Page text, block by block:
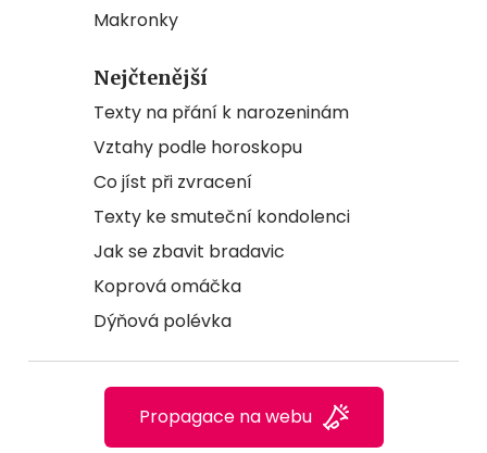
Makronky
Nejčtenější
Texty na přání k narozeninám
Vztahy podle horoskopu
Co jíst při zvracení
Texty ke smuteční kondolenci
Jak se zbavit bradavic
Koprová omáčka
Dýňová polévka
Propagace na webu